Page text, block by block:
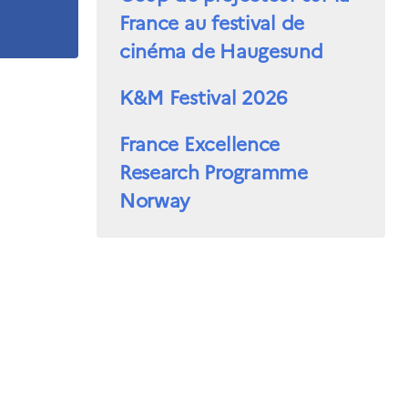
France au festival de
cinéma de Haugesund
K&M Festival 2026
France Excellence
Research Programme
Norway